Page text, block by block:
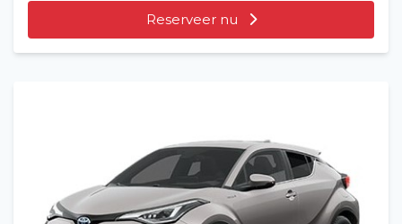
Reserveer nu